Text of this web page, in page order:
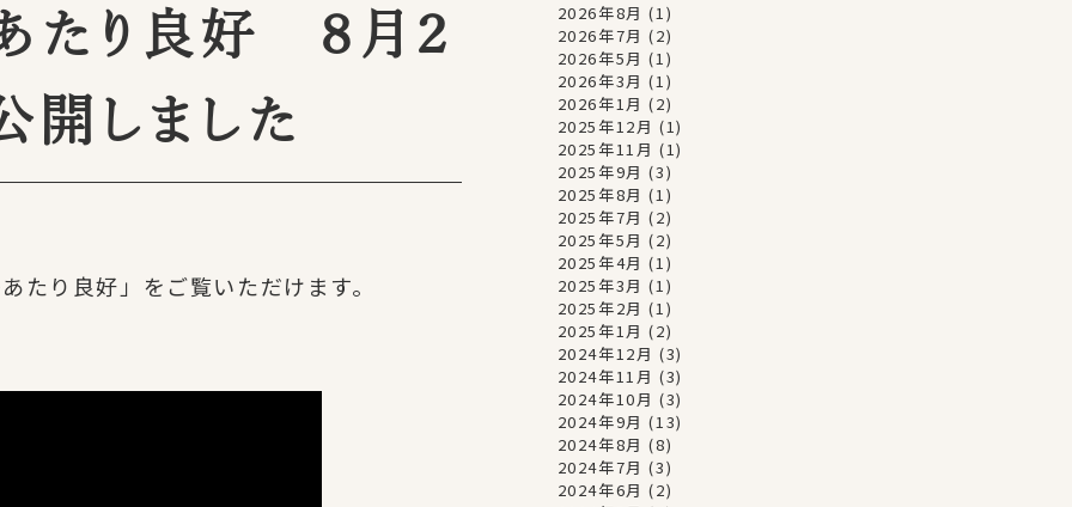
たり良好 ８月２
開しました
たり良好」をご覧いただけます。
2026年8月 (1)
2026年7月 (2)
2026年5月 (1)
2026年3月 (1)
2026年1月 (2)
2025年12月 (1)
2025年11月 (1)
2025年9月 (3)
2025年8月 (1)
2025年7月 (2)
2025年5月 (2)
2025年4月 (1)
2025年3月 (1)
2025年2月 (1)
2025年1月 (2)
2024年12月 (3)
2024年11月 (3)
2024年10月 (3)
2024年9月 (13)
2024年8月 (8)
2024年7月 (3)
2024年6月 (2)